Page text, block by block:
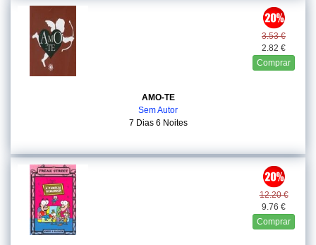
3.53 €
2.82 €
Comprar
AMO-TE
Sem Autor
7 Dias 6 Noites
12.20 €
9.76 €
Comprar